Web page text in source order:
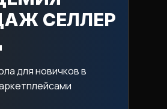
для новичков в
СЕЛЛЕР